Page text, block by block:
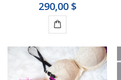
290,00 $
au
panier